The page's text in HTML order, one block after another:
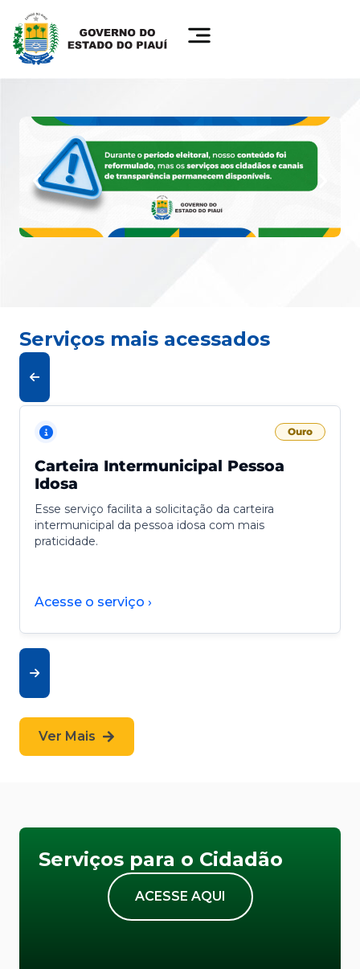
Serviços mais acessados
Ouro
Carteira Intermunicipal Pessoa
Idosa
Esse serviço facilita a solicitação da carteira
intermunicipal da pessoa idosa com mais
praticidade.
Acesse o serviço ›
Ver Mais
Serviços para o Cidadão
ACESSE AQUI